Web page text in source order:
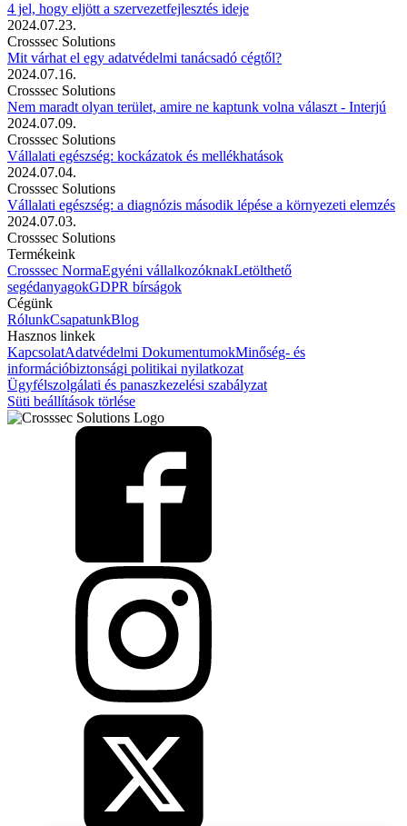
4 jel, hogy eljött a szervezetfejlesztés ideje
2024.07.23.
Crosssec Solutions
Mit várhat el egy adatvédelmi tanácsadó cégtől?
2024.07.16.
Crosssec Solutions
Nem maradt olyan terület, amire ne kaptunk volna választ - Interjú
2024.07.09.
Crosssec Solutions
Vállalati egészség: kockázatok és mellékhatások
2024.07.04.
Crosssec Solutions
Vállalati egészség: a diagnózis második lépése a környezeti elemzés
2024.07.03.
Crosssec Solutions
Termékeink
Crosssec NormaEgyéni vállalkozóknakLetölthető
segédanyagokGDPR bírságok
Cégünk
RólunkCsapatunkBlog
Hasznos linkek
KapcsolatAdatvédelmi DokumentumokMinőség- és
információbiztonsági politikai nyilatkozat
Ügyfélszolgálati és panaszkezelési szabályzat
Süti beállítások törlése